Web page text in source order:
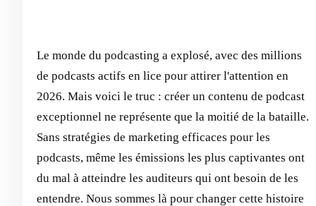
Le monde du podcasting a explosé, avec des millions
de podcasts actifs en lice pour attirer l'attention en
2026. Mais voici le truc : créer un contenu de podcast
exceptionnel ne représente que la moitié de la bataille.
Sans stratégies de marketing efficaces pour les
podcasts, même les émissions les plus captivantes ont
du mal à atteindre les auditeurs qui ont besoin de les
entendre. Nous sommes là pour changer cette histoire